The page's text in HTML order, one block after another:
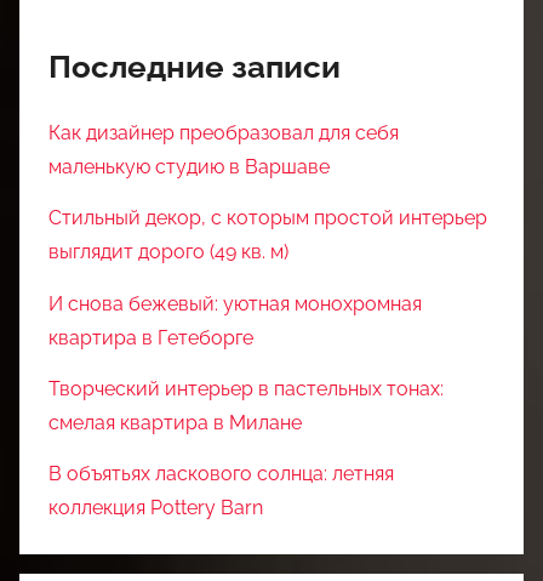
Последние записи
Как дизайнер преобразовал для себя
маленькую студию в Варшаве
Стильный декор, с которым простой интерьер
выглядит дорого (49 кв. м)
И снова бежевый: уютная монохромная
квартира в Гетеборге
Творческий интерьер в пастельных тонах:
смелая квартира в Милане
В объятьях ласкового солнца: летняя
коллекция Pottery Barn